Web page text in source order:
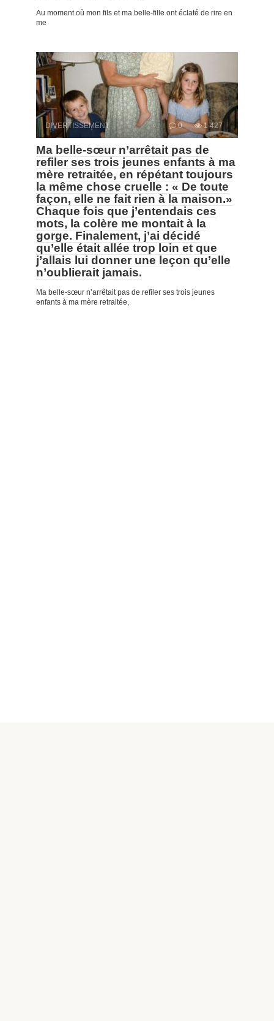
Au moment où mon fils et ma belle-fille ont éclaté de rire en
me
DIVERTISSEMENT 0 1 427
Ma belle-sœur n’arrêtait pas de
refiler ses trois jeunes enfants à ma
mère retraitée, en répétant toujours
la même chose cruelle : « De toute
façon, elle ne fait rien à la maison.»
Chaque fois que j’entendais ces
mots, la colère me montait à la
gorge. Finalement, j’ai décidé
qu’elle était allée trop loin et que
j’allais lui donner une leçon qu’elle
n’oublierait jamais.
Ma belle-sœur n’arrêtait pas de refiler ses trois jeunes
enfants à ma mère retraitée,